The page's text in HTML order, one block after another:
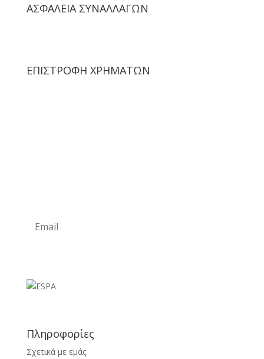
ΑΣΦΑΛΕΙΑ ΣΥΝΑΛΛΑΓΩΝ
ΕΠΙΣΤΡΟΦΗ ΧΡΗΜΑΤΩΝ
Πληροφορίες
Σχετικά με εμάς